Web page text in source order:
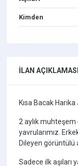
Kimden
İLAN AÇIKLAMASI
Kısa Bacak
2 aylık
yavrularımız.
Dileyen görüntülü
Sadece ilk aşıları